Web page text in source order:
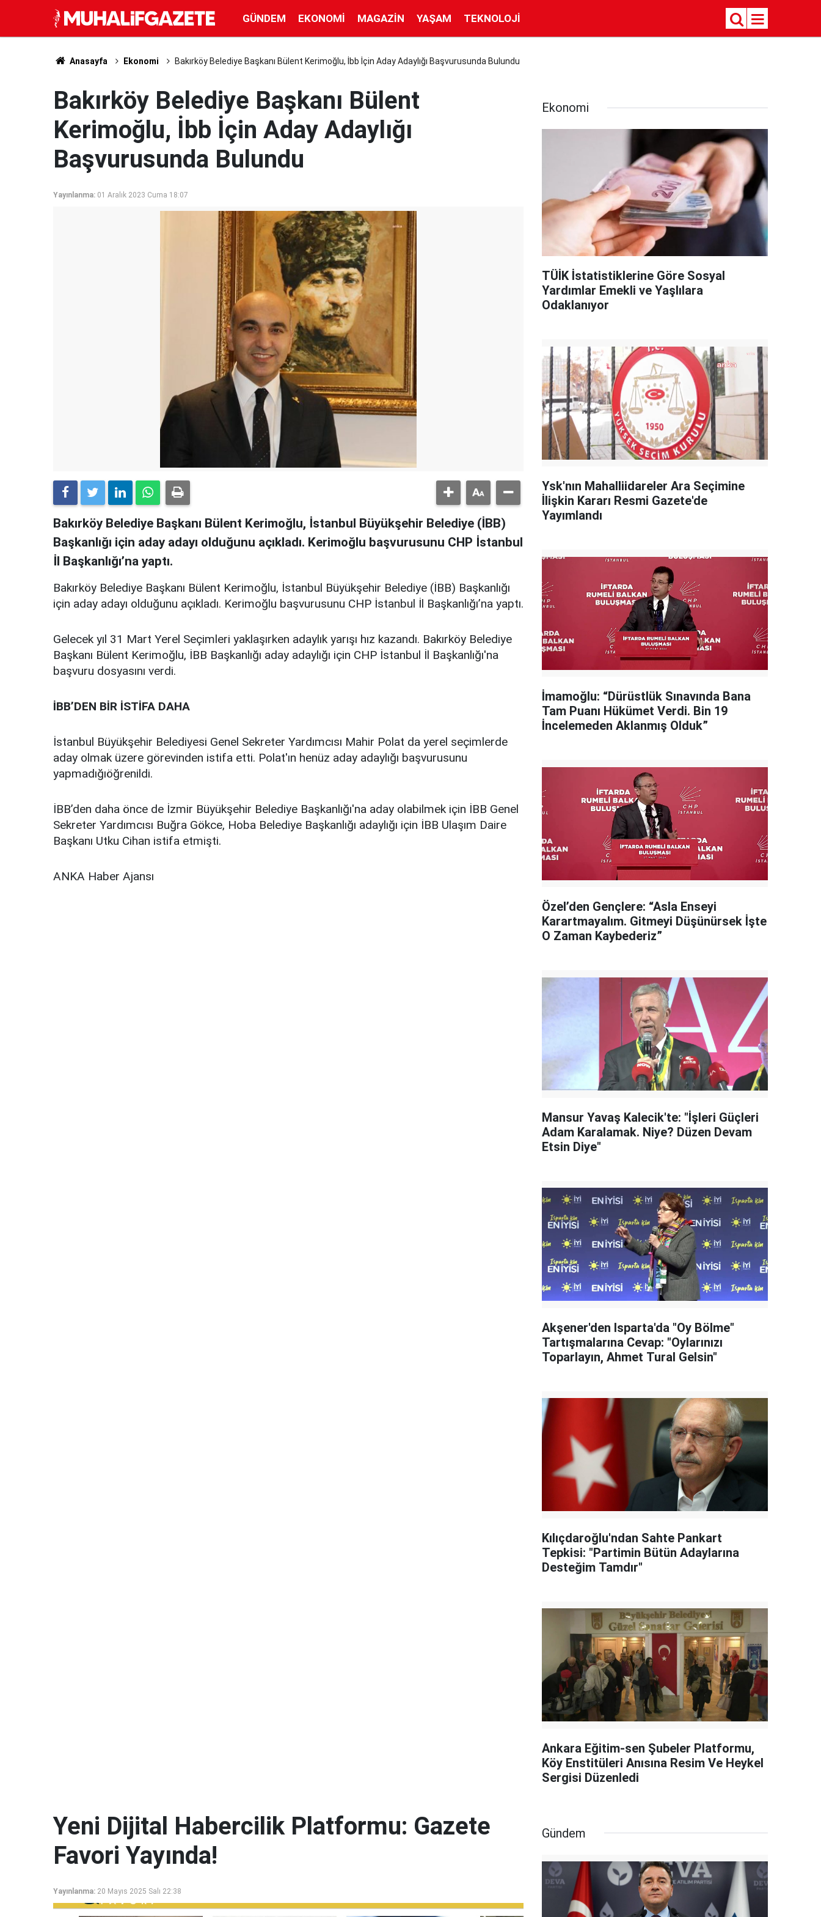
GÜNDEM EKONOMI MAGAZIN YAŞAM TEKNOLOJI
Anasayfa Ekonomi Bakırköy Belediye Başkanı Bülent Kerimoğlu, İbb İçin Aday Adaylığı Başvurusunda Bulundu
Bakırköy Belediye Başkanı Bülent
Kerimoğlu, İbb İçin Aday Adaylığı
Başvurusunda Bulundu
Yayınlanma: 01 Aralık 2023 Cuma 18:07
Bakırköy Belediye Başkanı Bülent Kerimoğlu, İstanbul Büyükşehir Belediye (İBB)
Başkanlığı için aday adayı olduğunu açıkladı. Kerimoğlu başvurusunu CHP İstanbul
İl Başkanlığı’na yaptı.
Bakırköy Belediye Başkanı Bülent Kerimoğlu, İstanbul Büyükşehir Belediye (İBB) Başkanlığı
için aday adayı olduğunu açıkladı. Kerimoğlu başvurusunu CHP İstanbul İl Başkanlığı’na yaptı.
Gelecek yıl 31 Mart Yerel Seçimleri yaklaşırken adaylık yarışı hız kazandı. Bakırköy Belediye
Başkanı Bülent Kerimoğlu, İBB Başkanlığı aday adaylığı için CHP İstanbul İl Başkanlığı'na
başvuru dosyasını verdi.
İBB’DEN BİR İSTİFA DAHA
İstanbul Büyükşehir Belediyesi Genel Sekreter Yardımcısı Mahir Polat da yerel seçimlerde
aday olmak üzere görevinden istifa etti. Polat'ın henüz aday adaylığı başvurusunu
yapmadığıöğrenildi.
İBB’den daha önce de İzmir Büyükşehir Belediye Başkanlığı'na aday olabilmek için İBB Genel
Sekreter Yardımcısı Buğra Gökce, Hoba Belediye Başkanlığı adaylığı için İBB Ulaşım Daire
Başkanı Utku Cihan istifa etmişti.
ANKA Haber Ajansı
Ekonomi
TÜİK İstatistiklerine Göre Sosyal
Yardımlar Emekli ve Yaşlılara
Odaklanıyor
Ysk'nın Mahalliidareler Ara Seçimine
İlişkin Kararı Resmi Gazete'de
Yayımlandı
İmamoğlu: “Dürüstlük Sınavında Bana
Tam Puanı Hükümet Verdi. Bin 19
İncelemeden Aklanmış Olduk”
Özel’den Gençlere: “Asla Enseyi
Karartmayalım. Gitmeyi Düşünürsek İşte
O Zaman Kaybederiz”
Mansur Yavaş Kalecik'te: "İşleri Güçleri
Adam Karalamak. Niye? Düzen Devam
Etsin Diye"
Akşener'den Isparta'da "Oy Bölme"
Tartışmalarına Cevap: "Oylarınızı
Toparlayın, Ahmet Tural Gelsin"
Kılıçdaroğlu'ndan Sahte Pankart
Tepkisi: "Partimin Bütün Adaylarına
Desteğim Tamdır"
Ankara Eğitim-sen Şubeler Platformu,
Köy Enstitüleri Anısına Resim Ve Heykel
Sergisi Düzenledi
Yeni Dijital Habercilik Platformu: Gazete
Favori Yayında!
Yayınlanma: 20 Mayıs 2025 Salı 22:38
Gündem